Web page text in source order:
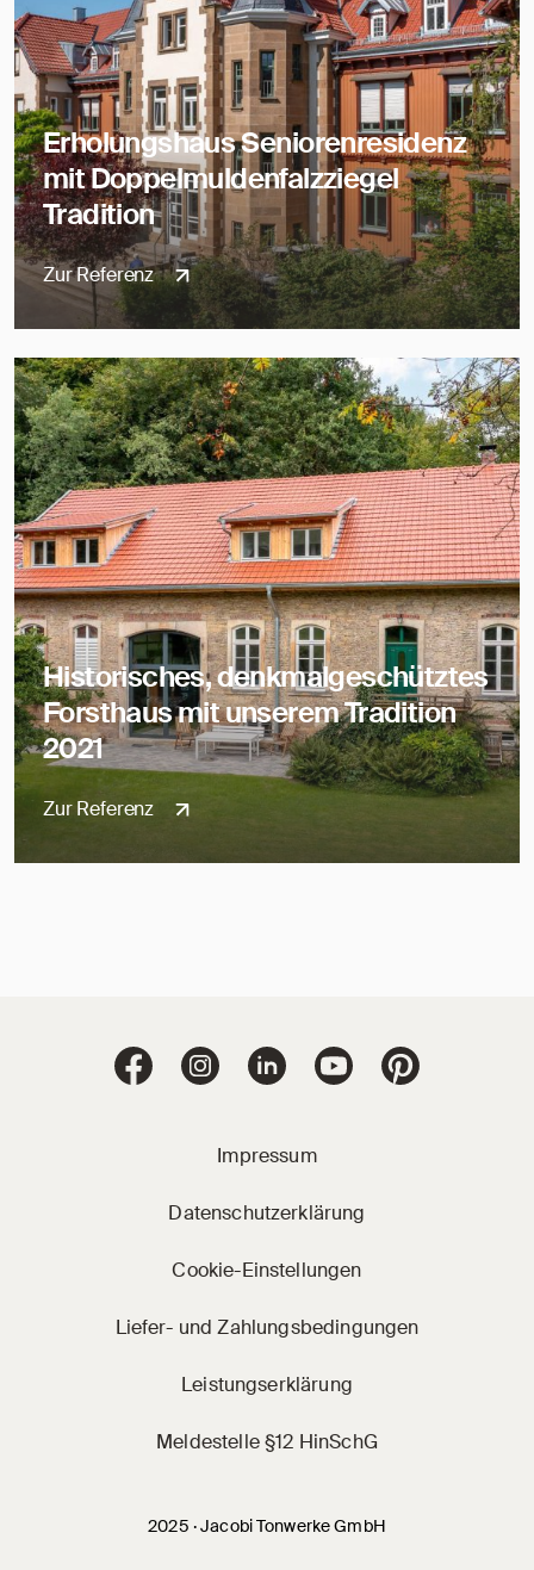
Erholungshaus Seniorenresidenz
mit Doppelmuldenfalzziegel
Tradition
Zur Referenz
Historisches, denkmalgeschütztes
Forsthaus mit unserem Tradition
2021
Zur Referenz
Jacobi Dachziegel
Jacobi Dachziegel auf Facebook
Jacobi Dachziegel auf Instagram
Jacobi Dachziegel auf
Jacobi Dachziegel
Jacobi
2025 · Jacobi Tonwerke GmbH
Impressum
Datenschutzerklärung
Cookie-Einstellungen
Liefer- und Zahlungsbedingungen
Leistungserklärung
Meldestelle §12 HinSchG